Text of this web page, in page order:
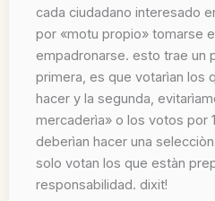
cada ciudadano interesado
por «motu propio» tomarse
empadronarse. esto trae un
primera, es que votarìan los
hacer y la segunda,
mercaderìa» o los votos por
deberìan hacer una
solo votan los que estàn
responsabilidad. dixit!